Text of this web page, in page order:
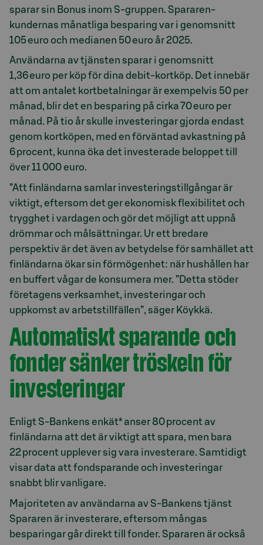
sparar sin Bonus inom S-gruppen. Spararen-
kundernas månatliga besparing var i genomsnitt
105 euro och medianen 50 euro år 2025.
Användarna av tjänsten sparar i genomsnitt
1,36 euro per köp för dina debit-kortköp. Det innebär
att om antalet kortbetalningar är exempelvis 50 per
månad, blir det en besparing på cirka 70 euro per
månad. På tio år skulle investeringar gjorda endast
genom kortköpen, med en förväntad avkastning på
6 procent, kunna öka det investerade beloppet till
över 11 000 euro.
”Att finländarna samlar investeringstillgångar är
viktigt, eftersom det ger ekonomisk flexibilitet och
trygghet i vardagen och gör det möjligt att uppnå
drömmar och målsättningar. Ur ett bredare
perspektiv är det även av betydelse för samhället att
finländarna ökar sin förmögenhet: när hushållen har
en buffert vågar de konsumera mer. ”Detta stöder
företagens verksamhet, investeringar och
uppkomst av arbetstillfällen”, säger Köykkä.
Automatiskt sparande och
fonder sänker tröskeln för
investeringar
Enligt S-Bankens enkät* anser 80 procent av
finländarna att det är viktigt att spara, men bara
22 procent upplever sig vara investerare. Samtidigt
visar data att fondsparande och investeringar
snabbt blir vanligare.
Majoriteten av användarna av S-Bankens tjänst
Spararen är investerare, eftersom mångas
besparingar går direkt till fonder. Spararen är också